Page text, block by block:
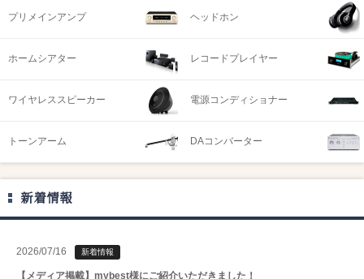
プリメインアンプ ヘッドホン
ホームシアター レコードプレイヤー
ワイヤレススピーカー 電源コンディショナー
トーンアーム DAコンバーター
新着情報
2026/07/16 新着情報
【メディア掲載】mybest様にご紹介いただきました！